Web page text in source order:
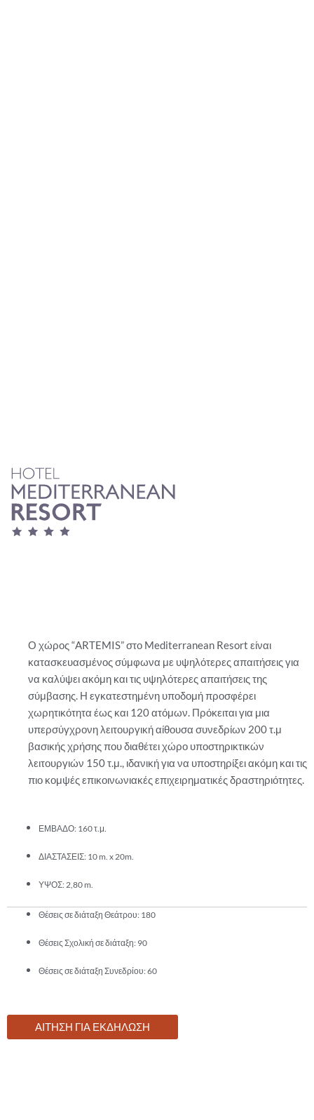
Ο χώρος “ARTEMIS” στο Mediterranean Resort είναι
κατασκευασμένος σύμφωνα με υψηλότερες απαιτήσεις για
να καλύψει ακόμη και τις υψηλότερες απαιτήσεις της
σύμβασης. Η εγκατεστημένη υποδομή προσφέρει
χωρητικότητα έως και 120 ατόμων. Πρόκειται για μια
υπερσύγχρονη λειτουργική αίθουσα συνεδρίων 200 τ.μ
βασικής χρήσης που διαθέτει χώρο υποστηρικτικών
λειτουργιών 150 τ.μ., ιδανική για να υποστηρίξει ακόμη και τις
πιο κομψές επικοινωνιακές επιχειρηματικές δραστηριότητες.
ΕΜΒΑΔΟ: 160 τ.μ.
ΔΙΑΣΤΑΣΕΙΣ: 10 m. x 20m.
ΥΨΟΣ: 2,80 m.
Θέσεις σε διάταξη Θεάτρου: 180
Θέσεις Σχολική σε διάταξη: 90
Θέσεις σε διάταξη Συνεδρίου: 60
ΑΙΤΗΣΗ ΓΙΑ ΕΚΔΗΛΩΣΗ